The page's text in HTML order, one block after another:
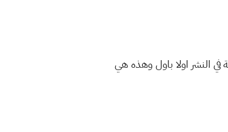
النشر اولا باول وهذه هي